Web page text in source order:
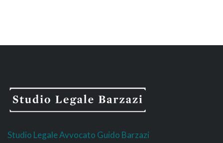
Studio Legale Avvocato Guido Barzazi